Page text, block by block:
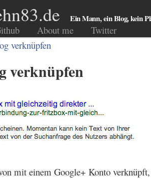
Ein Mann, ein Blog, kein
About me
Twitter
verknüpfen
verknüpfen
mit einem Google+ Konto verknüpft,